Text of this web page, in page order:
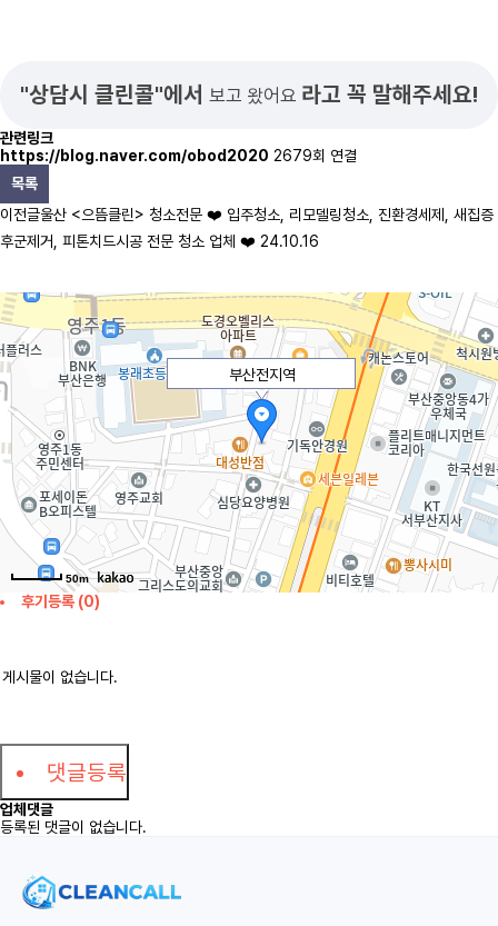
"상담시 클린콜"에서 보고 왔어요 라고 꼭 말해주세요!
관련링크
https://blog.naver.com/obod2020 2679회 연결
목록
이전글울산 <으뜸클린> 청소전문 ❤️ 입주청소, 리모델링청소, 진환경세제, 새집증
후군제거, 피톤치드시공 전문 청소 업체 ❤️ 24.10.16
부산전지역
50m
후기등록 (0)
게시물이 없습니다.
댓글등록
업체댓글
등록된 댓글이 없습니다.